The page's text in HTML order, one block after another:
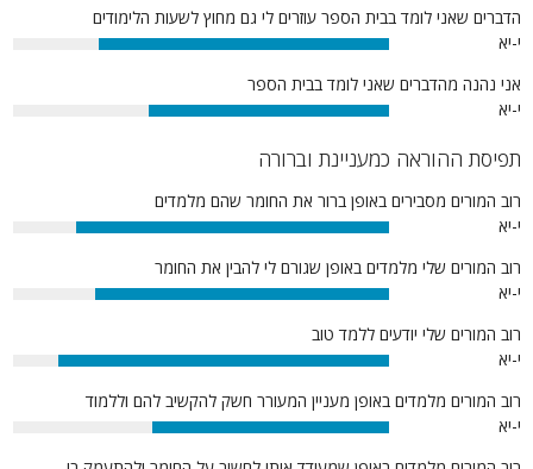
הדברים שאני לומד בבית הספר עוזרים לי גם מחוץ לשעות הלימודים
י-יא
77%
אני נהנה מהדברים שאני לומד בבית הספר
י-יא
64%
תפיסת ההוראה כמעניינת וברורה
רוב המורים מסבירים באופן ברור את החומר שהם מלמדים
י-יא
83%
רוב המורים שלי מלמדים באופן שגורם לי להבין את החומר
י-יא
78%
רוב המורים שלי יודעים ללמד טוב
י-יא
88%
רוב המורים מלמדים באופן מעניין המעורר חשק להקשיב להם וללמוד
י-יא
63%